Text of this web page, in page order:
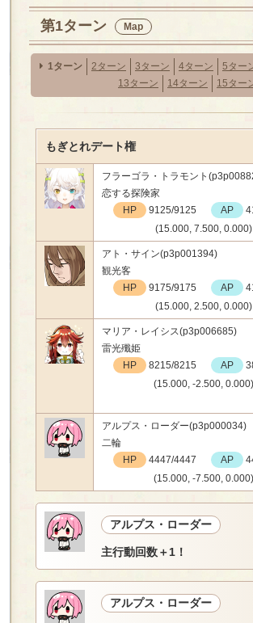
第1ターン Map
1ターン 2ターン 3ターン 4ターン 5ター
13ターン
14ターン 15ター
もぎとれデート権
フラーゴラ・トラモント
恋する探険家
HP
9125/9125 AP
(15.000, 7.500, 0.000)
アト・サイン(p3p001394)
観光客
HP
9175/9175 AP
(15.000, 2.500, 0.000)
マリア・レイシス(p3p006685)
雷光殲姫
HP
8215/8215 AP
(15.000, -2.500, 0.000)
アルプス・ローダー(p3p000034)
二輪
HP
4447/4447 AP
(15.000, -7.500, 0.000)
アルプス・ローダー
主行動回数＋1！
アルプス・ローダー